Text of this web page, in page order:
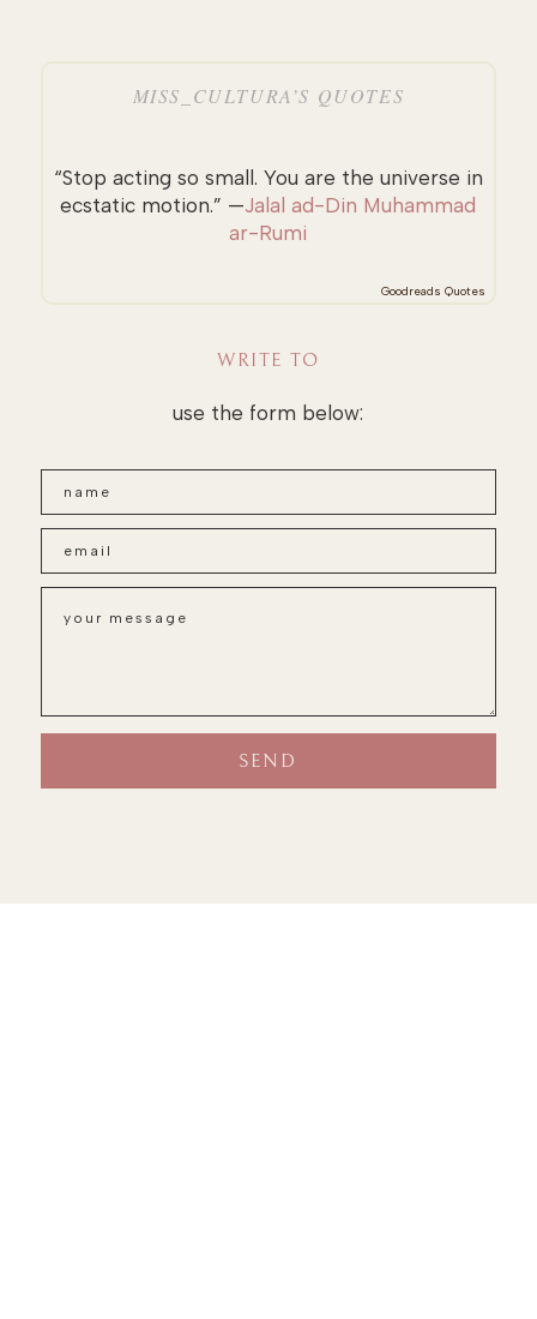
MISS_CULTURA’S QUOTES
“Stop acting so small. You are the universe in
ecstatic motion.” —Jalal ad-Din Muhammad
ar-Rumi
Goodreads Quotes
WRITE TO
use the form below: